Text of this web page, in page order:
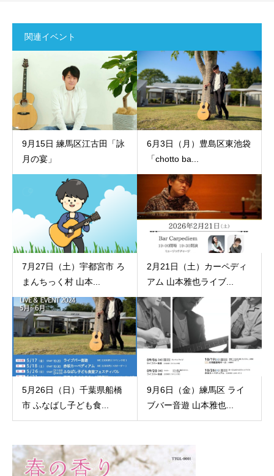
関連イベント
9月15日 練馬区江古田「詠
月の宴」
6月3日（月）豊島区東池袋
「chotto ba...
7月27日（土）宇都宮市 ろ
まんちっく村 山本...
2月21日（土）カーペディ
アム 山本雅也ライブ...
5月26日（日）千葉県船橋
市 ふなばし子ども食...
9月6日（金）練馬区 ライ
ブバー音遊 山本雅也...